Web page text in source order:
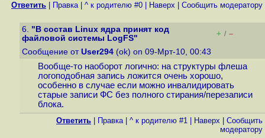
Ответить Правка| ^ к родителю #0 Наверх Cообщить модератору
6. "В состав Linux ядра принят код
файловой системы LogFS"
+ / –
Сообщение от User294 (ok) on 09-Мрт-10, 00:43
Вообще-то наоборот логично: на структуры флеша
логоподобная запись ложится очень хорошо,
особенно в случае если можно инвалидировать
старые записи ФС без полного стирания/перезаписи
блока.
Ответить Правка| ^ к родителю #1 Наверх
Cообщить
модератору